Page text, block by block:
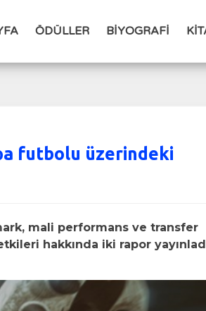
ÖDÜLLER BİYOGRAFİ
futbolu üzerindeki
mali performans ve transfer
hakkında iki rapor